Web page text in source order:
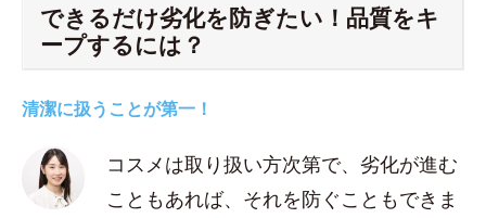
できるだけ劣化を防ぎたい！品質をキ
ープするには？
清潔に扱うことが第一！
コスメは取り扱い方次第で、劣化が進む
こともあれば、それを防ぐこともできま